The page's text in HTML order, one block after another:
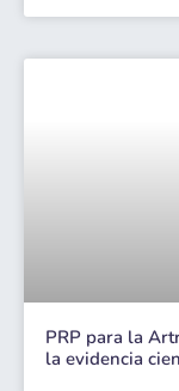
PRP para la
la evidencia